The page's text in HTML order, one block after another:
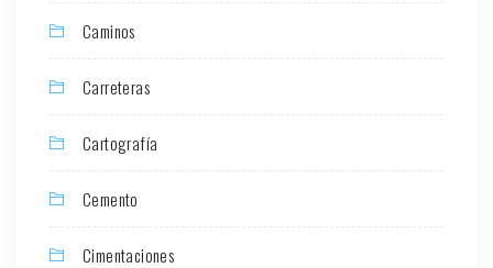
Caminos
Carreteras
Cartografía
Cemento
Cimentaciones